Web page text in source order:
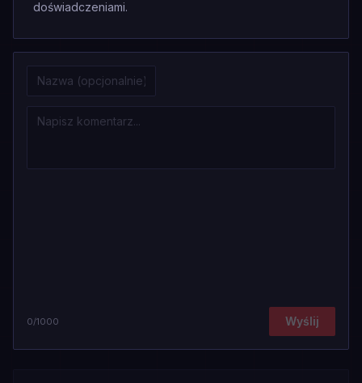
doświadczeniami.
0/1000 Wyślij